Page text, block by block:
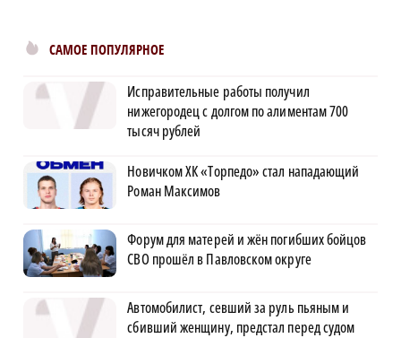
САМОЕ ПОПУЛЯРНОЕ
Исправительные работы получил
нижегородец с долгом по алиментам 700
тысяч рублей
Новичком ХК «Торпедо» стал нападающий
Роман Максимов
Форум для матерей и жён погибших бойцов
СВО прошёл в Павловском округе
Автомобилист, севший за руль пьяным и
сбивший женщину, предстал перед судом